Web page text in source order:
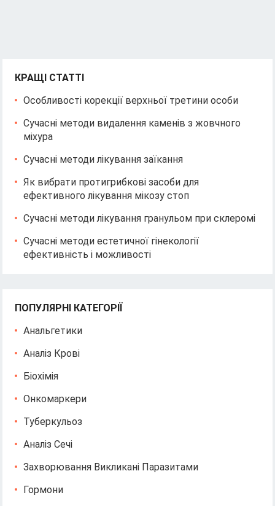
КРАЩІ СТАТТІ
Особливості корекції верхньої третини особи
Сучасні методи видалення каменів з жовчного
міхура
Сучасні методи лікування заїкання
Як вибрати протигрибкові засоби для
ефективного лікування мікозу стоп
Сучасні методи лікування гранульом при склеромі
Сучасні методи естетичної гінекології
ефективність і можливості
ПОПУЛЯРНІ КАТЕГОРІЇ
Анальгетики
Аналіз Крові
Біохімія
Онкомаркери
Туберкульоз
Аналіз Сечі
Захворювання Викликані Паразитами
Гормони